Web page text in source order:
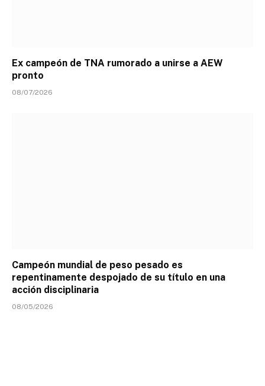
Ex campeón de TNA rumorado a unirse a AEW
pronto
08/07/2026
Campeón mundial de peso pesado es
repentinamente despojado de su título en una
acción disciplinaria
08/05/2026